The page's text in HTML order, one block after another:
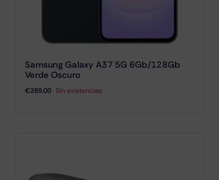
Samsung Galaxy A37 5G 6Gb/128Gb
Verde Oscuro
€289.00 Sin existencias